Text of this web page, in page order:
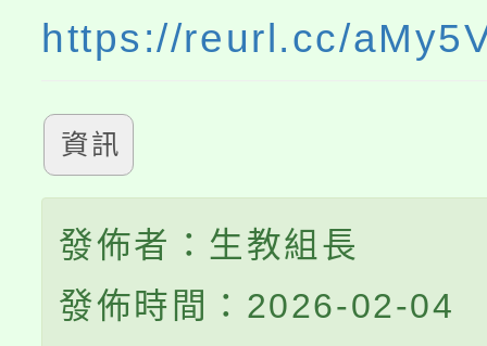
https://reurl.cc/
資訊
發佈者：生教組長
發佈時間：2026-02-04